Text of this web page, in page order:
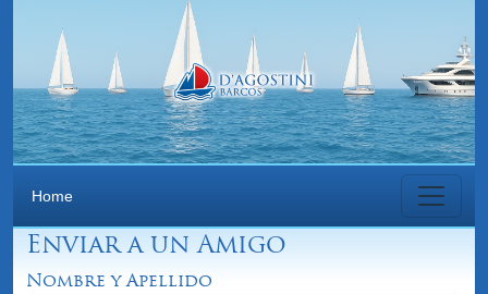
Home
Enviar a un Amigo
Nombre y Apellido